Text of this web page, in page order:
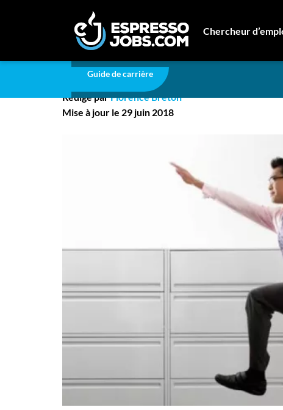
Chercheur
Créez un compte
Emplois
Employeurs
Publiez une offre d'emploi
Guide de carrière
Carrière 3 façons de donner un sens à son travail
3 façons de donner un
Rédigé parFlorence Breton
Mise à jour le 29 juin 2018